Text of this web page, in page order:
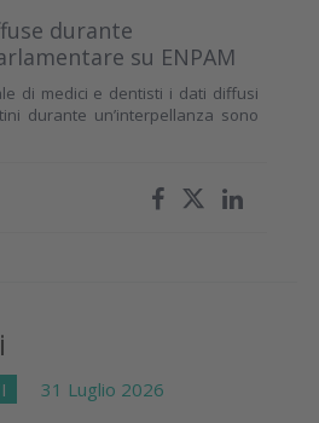
durante
su ENPAM
di medici e dentisti i dati diffusi
durante un’interpellanza sono
31 Luglio 2026